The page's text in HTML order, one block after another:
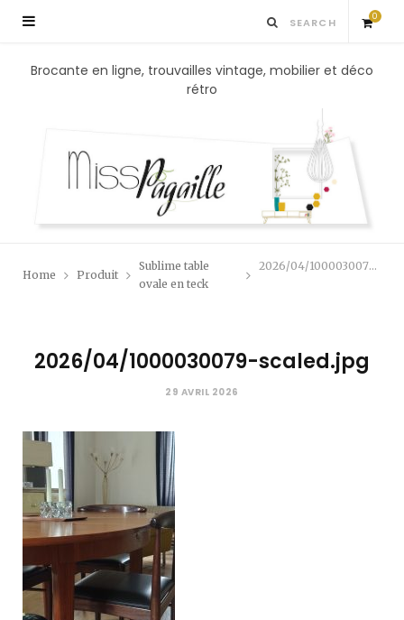
0
S
p
g
Brocante en ligne, trouvailles vintage, mobilier et déco
rétro
Home Produit
Sublime table
ovale en teck
2026/04/1000030079-scaled.jpg
2026/04/1000030079-scaled.jpg
29 AVRIL 2026